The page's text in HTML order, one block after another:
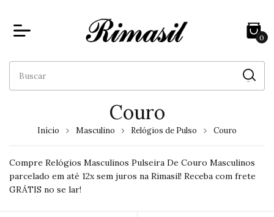
0
Couro
Início Masculino Relógios de Pulso Couro
Compre Relógios Masculinos Pulseira De Couro Masculinos
parcelado em até 12x sem juros na Rimasil! Receba com frete
GRÁTIS no se lar!